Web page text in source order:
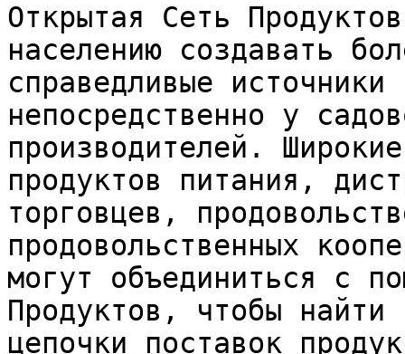
Открытая Сеть
населению создавать
справедливые
непосредственно у
производителей.
продуктов питания,
торговцев,
продовольственных
могут объединиться с
Продуктов, чтобы найти
цепочки поставок